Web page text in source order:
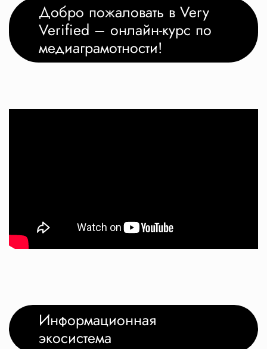
Добро пожаловать в Very
Verified – онлайн-курс по
медиаграмотности!
Информационная
экосистема